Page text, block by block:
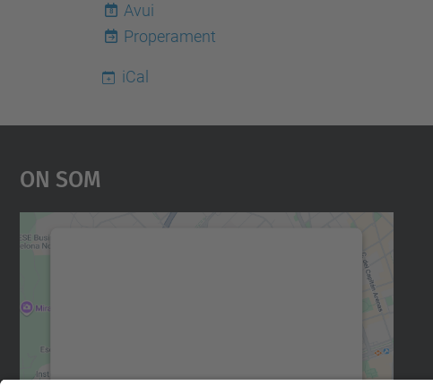
8
Avui
Properament
iCal
On Som